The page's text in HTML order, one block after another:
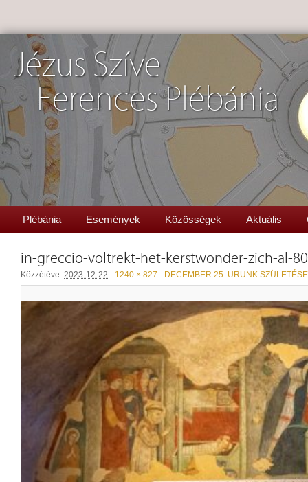
Jézus Szíve
Ferences Plébánia
Plébánia Események Közösségek Aktuális
in-greccio-voltrekt-het-kerstwonder-zich-al-
Közzétéve: 2023-12-22 - 1240 × 827 - DECEMBER 25. URUNK